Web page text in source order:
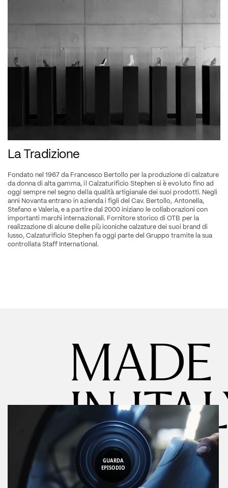
La Tradizione
Fondato nel 1967 da Francesco Bertollo per la produzione di calzature
da donna di alta gamma, il Calzaturificio Stephen si è evoluto fino ad
oggi sempre nel segno della qualità artigianale dei suoi prodotti. Negli
anni Novanta entrano in azienda i figli del Cav. Bertollo, Antonella,
Stefano e Valeria, e a partire dal 2000 iniziano le collaborazioni con
importanti marchi internazionali. Fornitore storico di OTB per la
realizzazione di alcune delle più iconiche calzature dei suoi brand di
lusso, Calzaturificio Stephen fa oggi parte del Gruppo tramite la sua
controllata Staff International.
GUARDA
EPISODIO
   MADE
IN